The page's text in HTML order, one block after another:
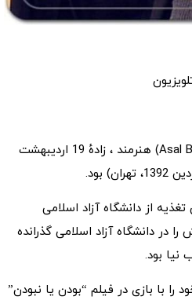
عسل بدیعی (به انگلیسی: Asal Badiee) هنرمند ، زادهٔ 19 اردیبهشت
از دانشگاه آزاد اسلامی
در دانشگاه آزاد اسلامی گذرانده
نیا بود.
با بازی در فیلم “بودن یا نبودن”